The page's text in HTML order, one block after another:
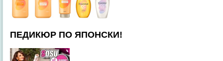
ПЕДИКЮР ПО ЯПОНСКИ!